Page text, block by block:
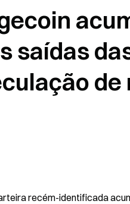
saídas
de
recém-identificada